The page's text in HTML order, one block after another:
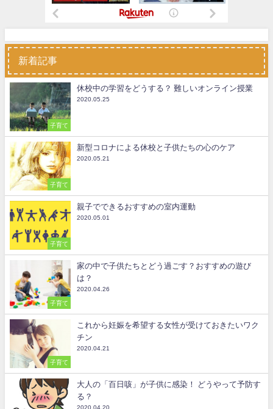
新着記事
子育て
休校中の学習をどうする？ 難しいオンライン授業
2020.05.25
子育て
新型コロナによる休校と子供たちの心のケア
2020.05.21
子育て
親子でできるおすすめの室内運動
2020.05.01
子育て
家の中で子供たちとどう過ごす？おすすめの遊び
は？
2020.04.26
子育て
これから妊娠を希望する女性が受けておきたいワク
チン
2020.04.21
大人の「百日咳」が子供に感染！ どうやって予防す
る？
2020.04.20